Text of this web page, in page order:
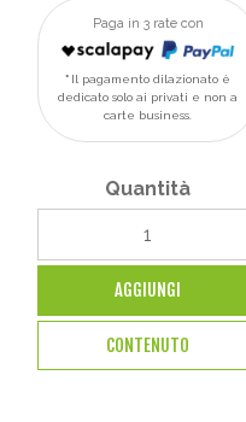
Paga in 3 rate con
Il pagamento dilazionato è
dedicato solo ai privati e non a
carte business.
Quantità
AGGIUNGI
CONTENUTO